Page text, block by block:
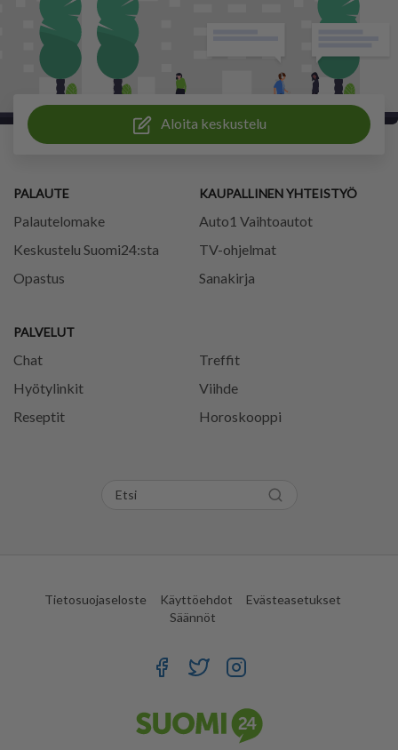
Aloita keskustelu
PALAUTE
Palautelomake
Keskustelu Suomi24:sta
Opastus
PALVELUT
Chat
Treffit
Hyötylinkit
Viihde
Reseptit
Horoskooppi
KAUPALLINEN YHTEISTYÖ
Auto1 Vaihtoautot
TV-ohjelmat
Sanakirja
Tietosuojaseloste Käyttöehdot
Evästeasetukset
Säännöt